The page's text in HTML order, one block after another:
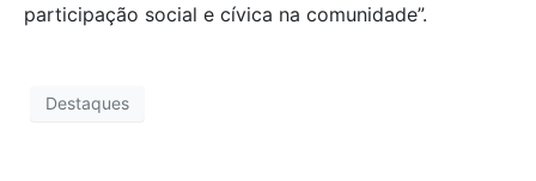
participação social e cívica na comunidade”.
Destaques